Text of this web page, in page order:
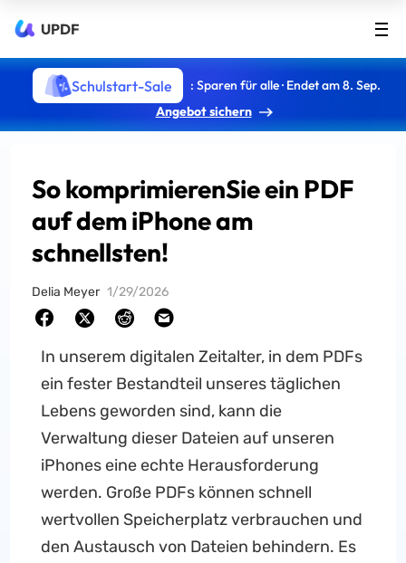
UPDF
Schulstart-Sale
: Sparen für alle · Endet am 8. Sep.
Angebot sichern
So komprimierenSie ein PDF
auf dem iPhone am
schnellsten!
Delia Meyer 1/29/2026
In unserem digitalen Zeitalter, in dem PDFs
ein fester Bestandteil unseres täglichen
Lebens geworden sind, kann die
Verwaltung dieser Dateien auf unseren
iPhones eine echte Herausforderung
werden. Große PDFs können schnell
wertvollen Speicherplatz verbrauchen und
den Austausch von Dateien behindern. Es